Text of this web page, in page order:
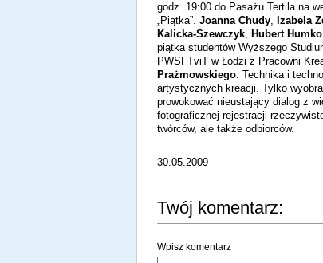
godz. 19:00 do Pasażu Tertila na
„Piątka”. Joanna Chudy, Izabela
Kalicka-Szewczyk, Hubert Humko
piątka studentów Wyższego
PWSFTviT w Łodzi z Pracowni
Prażmowskiego. Technika i
artystycznych kreacji. Tylko
prowokować nieustający dialog z
fotograficznej rejestracji
twórców, ale także odbiorców.
30.05.2009
Twój komentarz:
Wpisz komentarz